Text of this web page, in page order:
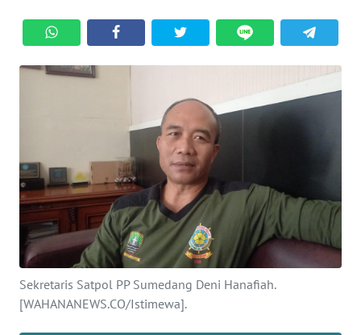
Sekretaris Satpol PP Sumedang Deni Hanafiah.
[WAHANANEWS.CO/Istimewa].
INDEKS
BERITA
INFO
IKLAN
TENTANG
KAMI
PEDOMAN
MEDIA